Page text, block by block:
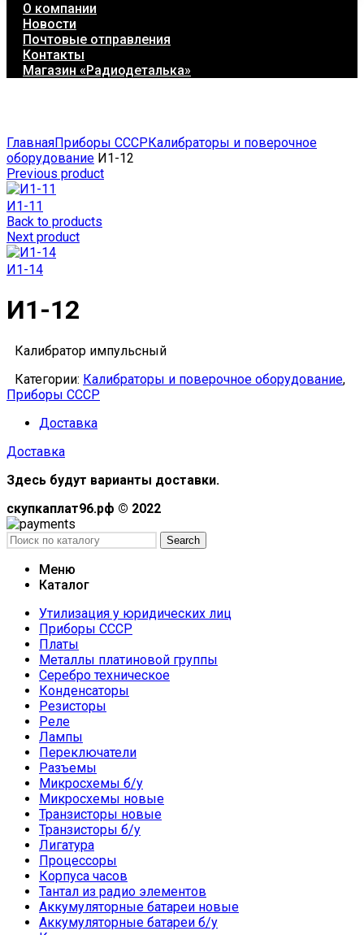
О компании
Новости
Почтовые отправления
Контакты
Магазин «Радиодеталька»
ГлавнаяПриборы СССРКалибраторы и поверочное
оборудование И1-12
Previous product
И1-11
Back to products
Next product
И1-14
И1-12
Калибратор импульсный
Категории: Калибраторы и поверочное оборудование,
Приборы СССР
Доставка
Доставка
Здесь будут варианты доставки.
скупкаплат96.рф © 2022
Search
Меню
Каталог
Утилизация у юридических лиц
Приборы СССР
Платы
Металлы платиновой группы
Серебро техническое
Конденсаторы
Резисторы
Реле
Лампы
Переключатели
Разъемы
Микросхемы б/у
Микросхемы новые
Транзисторы новые
Транзисторы б/у
Лигатура
Процессоры
Корпуса часов
Тантал из радио элементов
Аккумуляторные батареи новые
Аккумуляторные батареи б/у